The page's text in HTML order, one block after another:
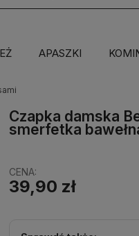
APASZKI
Czapka damska
smerfetka
CENA:
39,90 zł